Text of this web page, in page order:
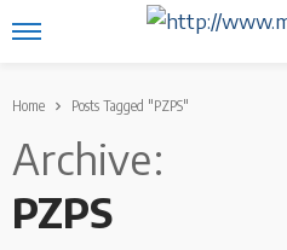
Home Posts Tagged "PZPS"
Archive
PZPS